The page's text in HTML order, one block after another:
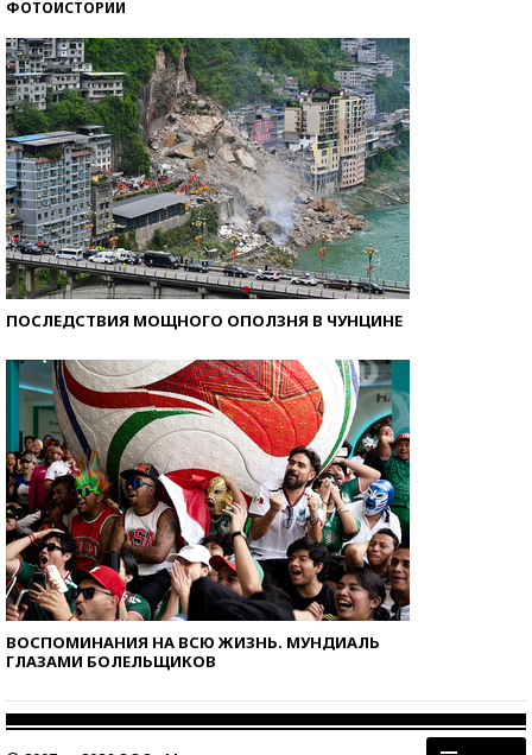
ФОТОИСТОРИИ
ПОСЛЕДСТВИЯ МОЩНОГО ОПОЛЗНЯ В ЧУНЦИНЕ
ВОСПОМИНАНИЯ НА ВСЮ ЖИЗНЬ. МУНДИАЛЬ
ГЛАЗАМИ БОЛЕЛЬЩИКОВ